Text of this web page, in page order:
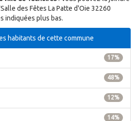
des Fêtes La Patte d'Oie 32260
indiquées plus bas.
habitants de cette commune
17%
48%
12%
14%